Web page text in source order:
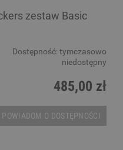
zestaw Basic
Dostępność: tymczasowo
niedostępny
485,00 zł
POWIADOM O DOSTĘPNOŚCI